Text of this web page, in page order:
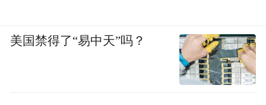
美国禁得了“易中天”吗？